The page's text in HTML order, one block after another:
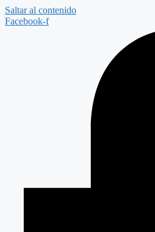
Saltar al contenido
Facebook-f